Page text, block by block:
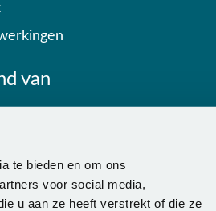
te bieden en om ons
voor social media,
u aan ze heeft verstrekt of die ze
van